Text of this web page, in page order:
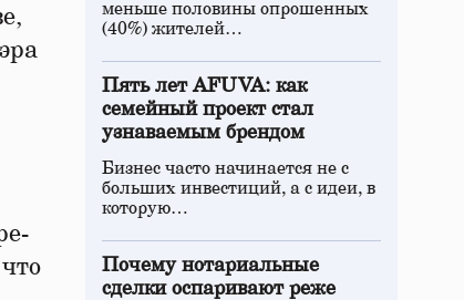
меньше половины опрошенных
(40%) жителей…
Пять лет AFUVA: как
семейный проект стал
узнаваемым брендом
Бизнес часто начинается не с
больших инвестиций, а с идеи, в
которую…
Почему нотариальные
сделки оспаривают реже